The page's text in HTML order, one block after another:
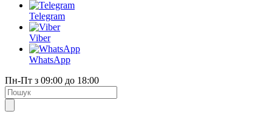
Telegram
Viber
WhatsApp
Пн-Пт з 09:00 до 18:00